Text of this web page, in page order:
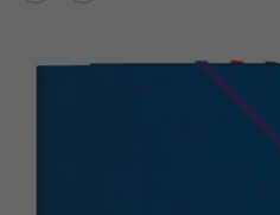
Carpeta
Carpeta